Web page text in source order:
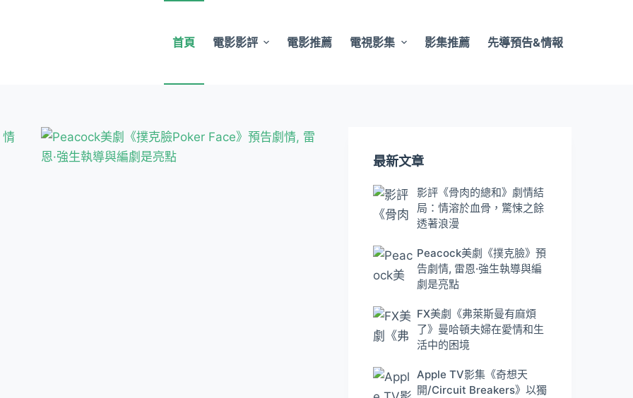
首頁 電影影評 電影推薦 電視影集 影集推薦 先導預告&情報
最新文章
影評《骨肉的總和》劇情結
局：情溶於血骨，驚悚之餘
透著浪漫
Peacock美劇《撲克臉》預
告劇情, 雷恩·強生執導與編
劇是亮點
FX美劇《弗萊斯曼有麻煩
了》曼哈頓夫婦在愛情和生
活中的困境
Apple TV影集《奇想天
開/Circuit Breakers》以獨